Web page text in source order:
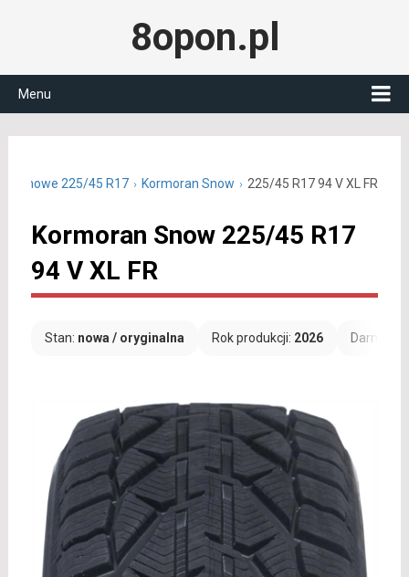
8opon.pl
Menu
zimowe 225/45 R17 Kormoran Snow 225/45 R17 94 V XL FR
Kormoran Snow 225/45 R17
94 V XL FR
Stan: nowa / oryginalna Rok produkcji: 2026